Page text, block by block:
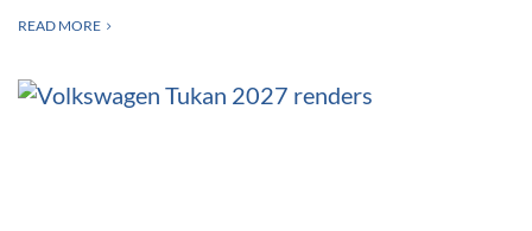
READ MORE